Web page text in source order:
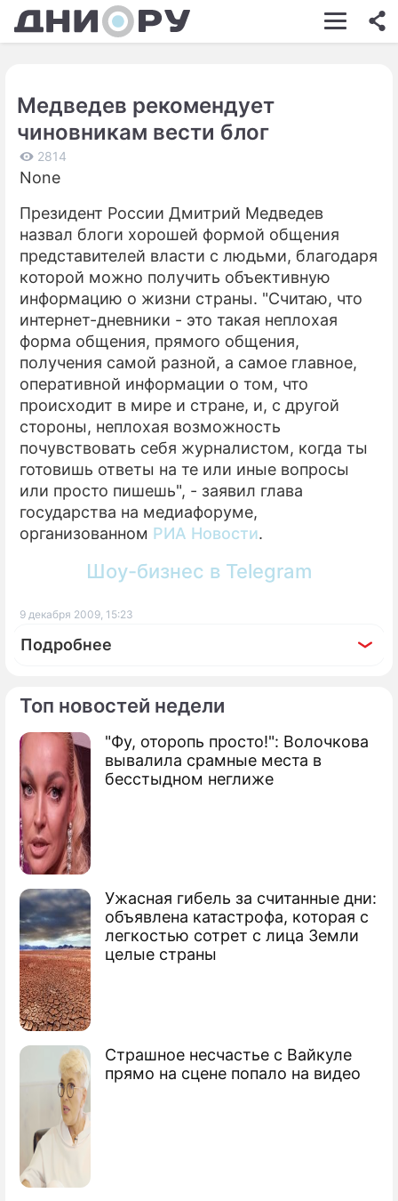
ШОУ-БИЗНЕС
КИНО
ЭКОНОМИКА
ПРОИСШЕСТВИЯ
СОННИК
СТИЛЬ ЖИЗНИ
СЕРИАЛЫ
ИГРЫ
ПРЕСС-РЕЛИЗЫ
О ПРОЕКТЕ
Топ новостей недели
"Фу, оторопь просто!": Волочкова
вывалила срамные места в
бесстыдном неглиже
Ужасная гибель за считанные дни:
объявлена катастрофа, которая с
легкостью сотрет с лица Земли
целые страны
Страшное несчастье с Вайкуле
прямо на сцене попало на видео
Медведев рекомендует
чиновникам вести блог
2814
None
Президент России Дмитрий Медведев
назвал блоги хорошей формой общения
представителей власти с людьми, благодаря
которой можно получить объективную
информацию о жизни страны. "Считаю, что
интернет-дневники - это такая неплохая
форма общения, прямого общения,
получения самой разной, а самое главное,
оперативной информации о том, что
происходит в мире и стране, и, с другой
стороны, неплохая возможность
почувствовать себя журналистом, когда ты
готовишь ответы на те или иные вопросы
или просто пишешь", - заявил глава
государства на медиафоруме,
организованном РИА Новости.
Шоу-бизнес в Telegram
9 декабря 2009, 15:23
Подробнее